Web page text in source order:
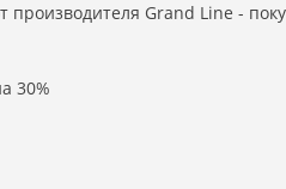
производителя Grand Line -
30%